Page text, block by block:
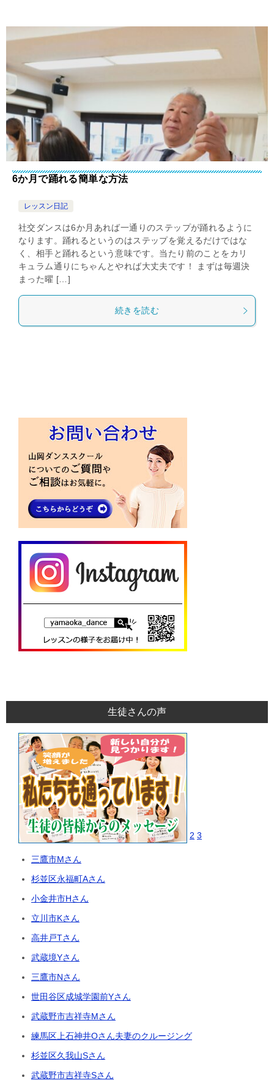
6か月で踊れる簡単な方法
レッスン日記
社交ダンスは6か月あれば一通りのステップが踊れるように
なります。踊れるというのはステップを覚えるだけではな
く、相手と踊れるという意味です。当たり前のことをカリ
キュラム通りにちゃんとやれば大丈夫です！ まずは毎週決
まった曜 […]
続きを読む
生徒さんの声
2 3
三鷹市Mさん
杉並区永福町Aさん
小金井市Hさん
立川市Kさん
高井戸Tさん
武蔵境Yさん
三鷹市Nさん
世田谷区成城学園前Yさん
武蔵野市吉祥寺Mさん
練馬区上石神井Oさん夫妻のクルージング
杉並区久我山Sさん
武蔵野市吉祥寺Sさん